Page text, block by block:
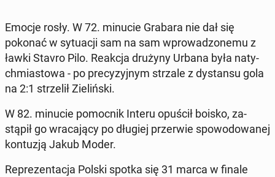
Emocje rosły. W 72. minucie Grabara nie dał się
pokonać w sytu­acji sam na sam wprowad­zone­mu z
ławki Stavro Pilo. Reakcja drużyny Urbana była naty­
ch­mi­as­towa - po pre­cyzyjnym strzale z dys­tan­su gola
na 2:1 strzelił Zielińs­ki.
W 82. minucie po­moc­nik Interu opuścił boisko, za­
stąpił go wraca­ją­cy po długiej prz­er­wie spowodowanej
kon­tuzją Jakub Moder.
Reprezen­tac­ja Polski spotka się 31 marca w finale